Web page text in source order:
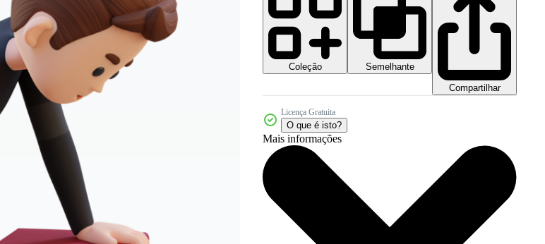
Coleção
Semelhante
Compartilhar
Licença Gratuita
O que é isto?
Mais informações